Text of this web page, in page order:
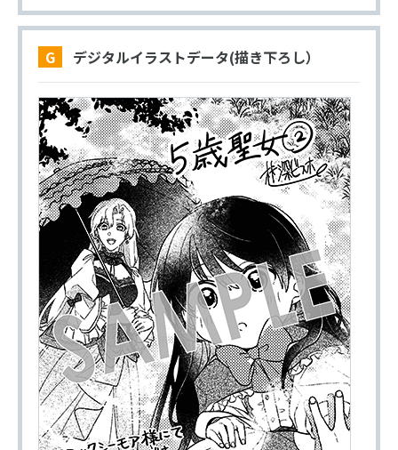
G デジタルイラストデータ(描き下ろし）